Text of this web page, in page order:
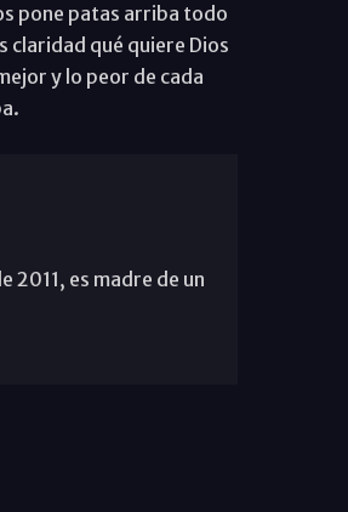
pone patas arriba todo
claridad qué quiere Dios
y lo peor de cada
2011, es madre de un